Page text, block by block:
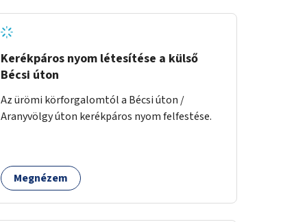
Kerékpáros nyom létesítése a külső
Bécsi úton
Az ürömi körforgalomtól a Bécsi úton /
Aranyvölgy úton kerékpáros nyom felfestése.
Megnézem